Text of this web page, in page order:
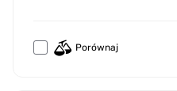
Porównaj